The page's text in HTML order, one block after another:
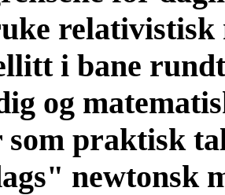
relativistisk
i bane
og
som praktisk
newtonsk